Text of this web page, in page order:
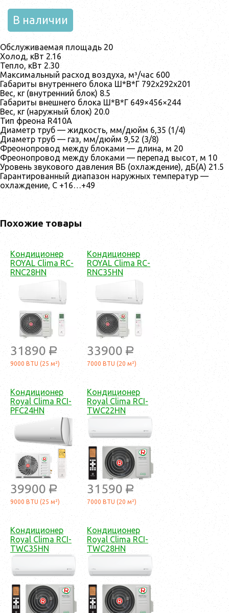
В наличии
Обслуживаемая площадь 20
Холод, кВт 2.16
Тепло, кВт 2.30
Максимальный расход воздуха, м³/час 600
Габариты внутреннего блока Ш*В*Г 792x292x201
Вес, кг (внутренний блок) 8.5
Габариты внешнего блока Ш*В*Г 649×456×244
Вес, кг (наружный блок) 20.0
Тип фреона R410A
Диаметр труб — жидкость, мм/дюйм 6,35 (1/4)
Диаметр труб — газ, мм/дюйм 9,52 (3/8)
Фреонопровод между блоками — длина, м 20
Фреонопровод между блоками — перепад высот, м 10
Уровень звукового давления ВБ (охлаждение), дБ(А) 21.5
Гарантированный диапазон наружных температур —
охлаждение, С +16…+49
Похожие товары
Кондиционер
ROYAL Clima RC-
RNC28HN
31890 a
9000 BTU (25 м²)
Кондиционер
ROYAL Clima RC-
RNC35HN
33900 a
7000 BTU (20 м²)
Кондиционер
Royal Clima RCI-
PFC24HN
39900 a
9000 BTU (25 м²)
Кондиционер
Royal Clima RCI-
TWC22HN
31590 a
7000 BTU (20 м²)
Кондиционер
Royal Clima RCI-
TWC35HN
Кондиционер
Royal Clima RCI-
TWC28HN